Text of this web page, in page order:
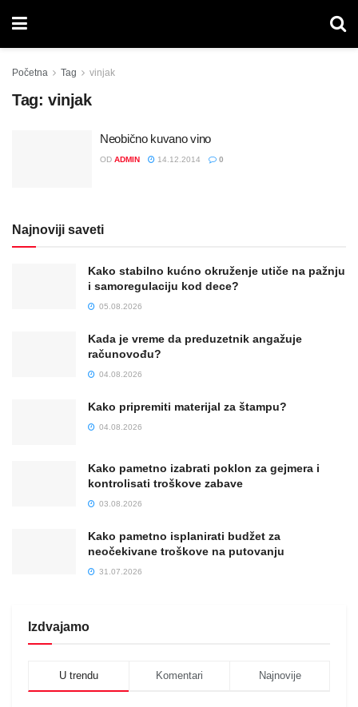
Početna Tag vinjak
Tag: vinjak
Neobično kuvano vino
OD ADMIN 14.12.2014 0
Najnoviji saveti
Kako stabilno kućno okruženje utiče na pažnju
i samoregulaciju kod dece?
05.08.2026
Kada je vreme da preduzetnik angažuje
računovođu?
04.08.2026
Kako pripremiti materijal za štampu?
04.08.2026
Kako pametno izabrati poklon za gejmera i
kontrolisati troškove zabave
03.08.2026
Kako pametno isplanirati budžet za
neočekivane troškove na putovanju
31.07.2026
Izdvajamo
U trendu Komentari Najnovije